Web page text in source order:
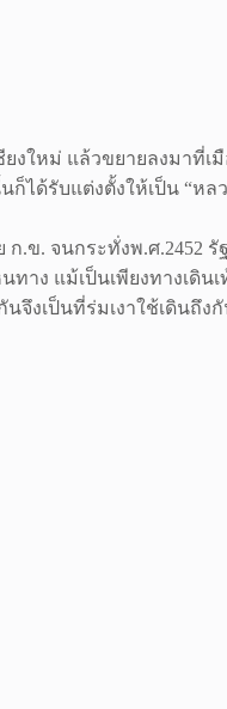
งใหม่ แล้วขยายลงมาที่เ
ได้รับแต่งตั้งให้เป็น “ห
ข. จนกระทั่งพ.ศ.2452 รั
าง แม้เป็นเพียงทางเดิ
จึงเป็นที่ร่มเงาใช้เดินถึง